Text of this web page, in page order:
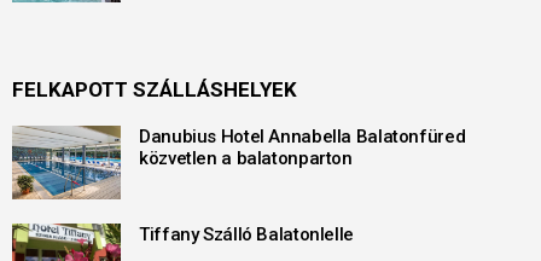
FELKAPOTT SZÁLLÁSHELYEK
Danubius Hotel Annabella Balatonfüred
közvetlen a balatonparton
Tiffany Szálló Balatonlelle